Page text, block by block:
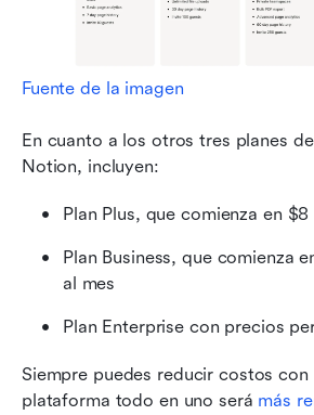
Fuente de la imagen
En cuanto a los otros tres planes
Notion, incluyen:
Plan Plus, que comienza en
Plan Business, que comienza
al mes
Plan Enterprise con precios
Siempre puedes reducir costos con
plataforma todo en uno será más